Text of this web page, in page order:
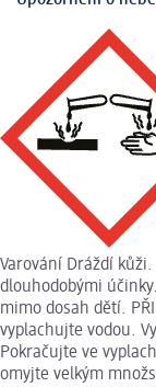
Varování Dráždí
dlouhodobými
mimo dosah dětí.
vyplachujte vodou.
Pokračujte ve
omyjte velkým